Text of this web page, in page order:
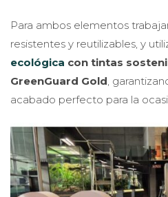
Para ambos elementos
resistentes y reutilizables, y
ecológica con tintas
GreenGuard Gold ,
acabado perfecto para la